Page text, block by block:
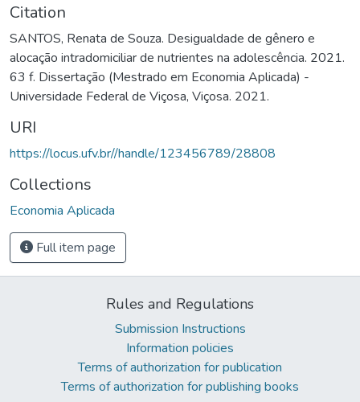
Citation
SANTOS, Renata de Souza. Desigualdade de gênero e
alocação intradomiciliar de nutrientes na adolescência. 2021.
63 f. Dissertação (Mestrado em Economia Aplicada) -
Universidade Federal de Viçosa, Viçosa. 2021.
URI
https://locus.ufv.br//handle/123456789/28808
Collections
Economia Aplicada
Full item page
Rules and Regulations
Submission Instructions
Information policies
Terms of authorization for publication
Terms of authorization for publishing books